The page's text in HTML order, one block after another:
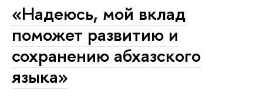
«Надеюсь, мой вклад
поможет развитию и
сохранению абхазского
языка»